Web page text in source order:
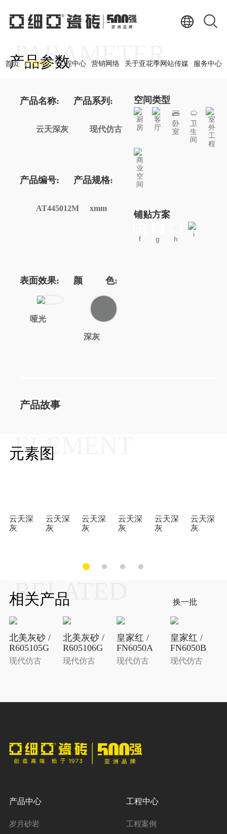
首页 产品中心 工程中心 营销网络 关于亚花季网站传媒 服务中心
产品参数
PARAMETER
产品名称:
云天深灰
产品系列:
现代仿古
产品编号:
AT445012M
产品规格:
xmm
表面效果:
哑光
颜 色:
深灰
空间类型
厨
房
客
厅
卧
室
卫
生
间
室
外
工
程
商
业
空
间
铺贴方案
f g h
i
产品故事
元素图
ELEMENT
云天深
灰
云天深
灰
云天深
灰
云天深
灰
云天深
灰
云天深
灰
相关产品
RELATED 换一批
北美灰砂 /
R605105G
现代仿古
北美灰砂 /
R605106G
现代仿古
皇家红 /
FN6050A
现代仿古
皇家红 /
FN6050B
现代仿古
产品中心
岁月砂岩
工程中心
工程案例